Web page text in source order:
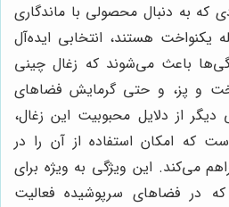
که به دنبال محصولی با ماندگاری
یکنواخت هستند، انتخابی ایده‌آل
باعث می‌شوند که زغال چینی
پخت و پز، و حتی گرمایش فضاهای
از دلایل محبوبیت این زغال،
که امکان استفاده از آن را در
می‌کند. این ویژگی به ویژه برای
که در فضاهای سرپوشیده فعالیت